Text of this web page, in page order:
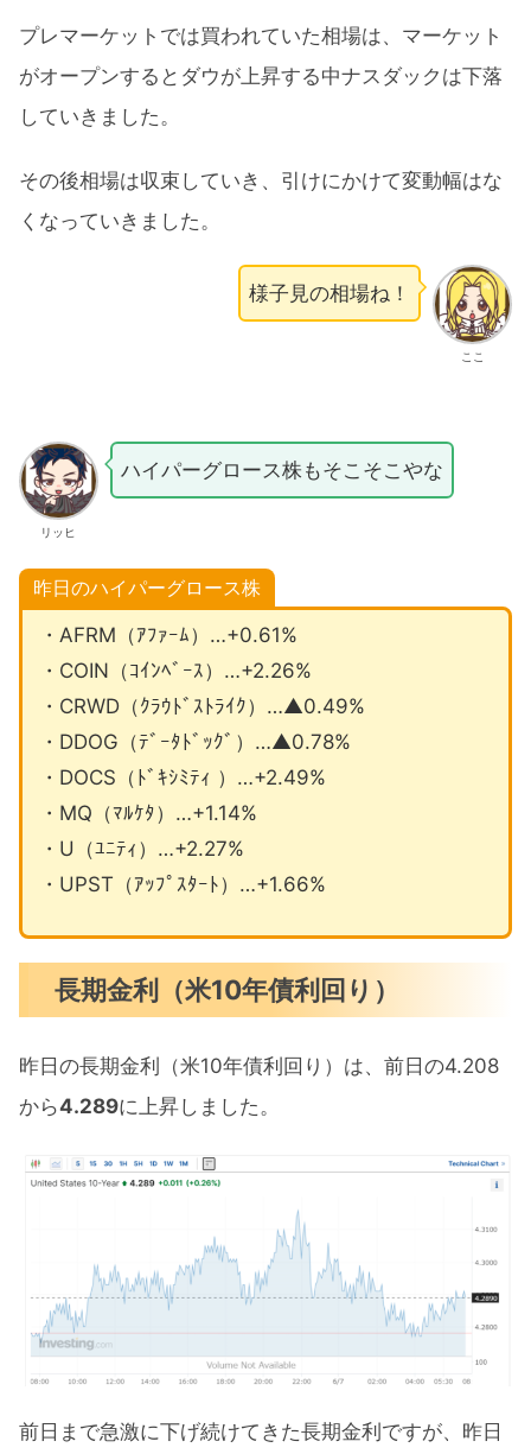
プレマーケットでは買われていた相場は、マーケット
がオープンするとダウが上昇する中ナスダックは下落
していきました。
その後相場は収束していき、引けにかけて変動幅はな
くなっていきました。
ここ
様子見の相場ね！
リッヒ
ハイパーグロース株もそこそこやな
昨日のハイパーグロース株
・AFRM（ｱﾌｧｰﾑ）…+0.61%
・COIN（ｺｲﾝﾍﾞｰｽ）…+2.26%
・CRWD（ｸﾗｳﾄﾞｽﾄﾗｲｸ）…▲0.49%
・DDOG（ﾃﾞｰﾀﾄﾞｯｸﾞ）…▲0.78%
・DOCS（ﾄﾞｷｼﾐﾃｨ ）…+2.49%
・MQ（ﾏﾙｹﾀ）…+1.14%
・U（ﾕﾆﾃｨ）…+2.27%
・UPST（ｱｯﾌﾟｽﾀｰﾄ）…+1.66%
長期金利（米10年債利回り）
昨日の長期金利（米10年債利回り）は、前日の4.208
から4.289に上昇しました。
前日まで急激に下げ続けてきた長期金利ですが、昨日